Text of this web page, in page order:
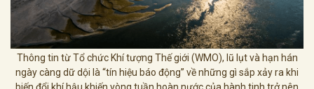
Thông tin từ Tổ chức Khí tượng Thế giới (WMO), lũ lụt và hạn hán
ngày càng dữ dội là “tín hiệu báo động” về những gì sắp xảy ra khi